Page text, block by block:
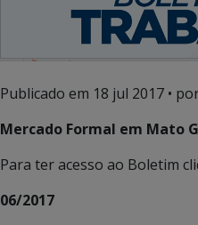
Publicado em 18 jul 2017 •
Mercado Formal em Mato
Para ter acesso ao Boletim
06/2017